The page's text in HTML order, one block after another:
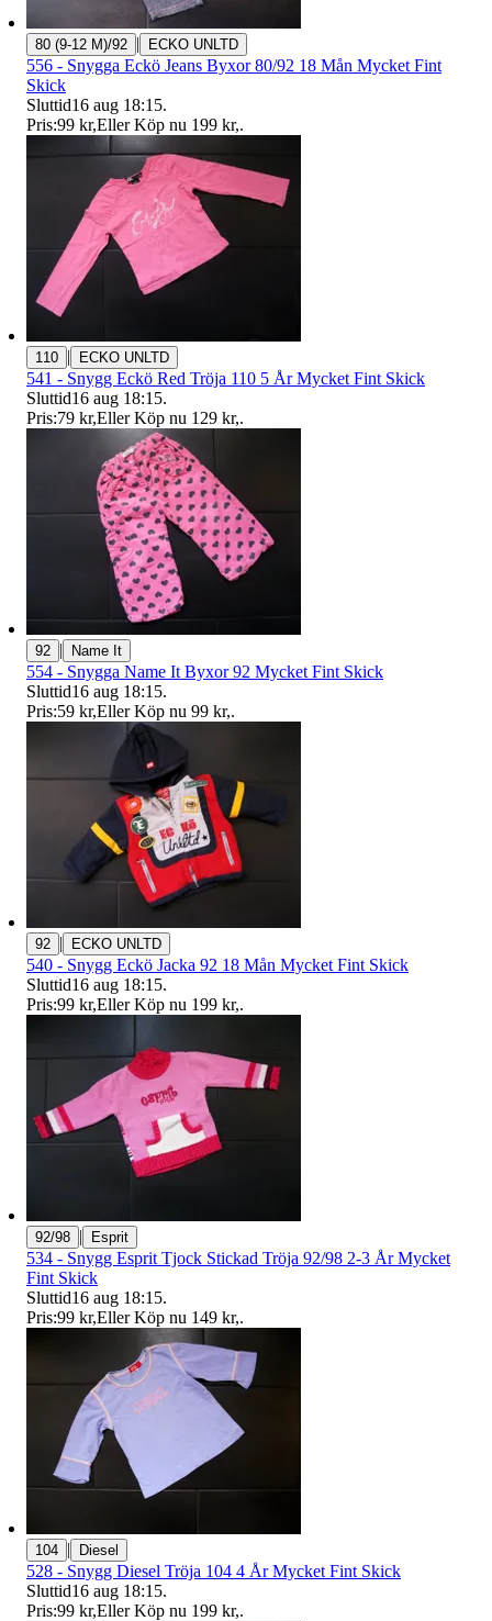
80 (9-12 M)/92 | ECKO UNLTD
556 - Snygga Eckö Jeans Byxor 80/92 18 Mån Mycket Fint
Skick
Sluttid16 aug 18:15.
Pris:99 kr,Eller Köp nu 199 kr,.
110 | ECKO UNLTD
541 - Snygg Eckö Red Tröja 110 5 År Mycket Fint Skick
Sluttid16 aug 18:15.
Pris:79 kr,Eller Köp nu 129 kr,.
92 | Name It
554 - Snygga Name It Byxor 92 Mycket Fint Skick
Sluttid16 aug 18:15.
Pris:59 kr,Eller Köp nu 99 kr,.
92 | ECKO UNLTD
540 - Snygg Eckö Jacka 92 18 Mån Mycket Fint Skick
Sluttid16 aug 18:15.
Pris:99 kr,Eller Köp nu 199 kr,.
92/98 | Esprit
534 - Snygg Esprit Tjock Stickad Tröja 92/98 2-3 År Mycket
Fint Skick
Sluttid16 aug 18:15.
Pris:99 kr,Eller Köp nu 149 kr,.
104 | Diesel
528 - Snygg Diesel Tröja 104 4 År Mycket Fint Skick
Sluttid16 aug 18:15.
Pris:99 kr,Eller Köp nu 199 kr,.